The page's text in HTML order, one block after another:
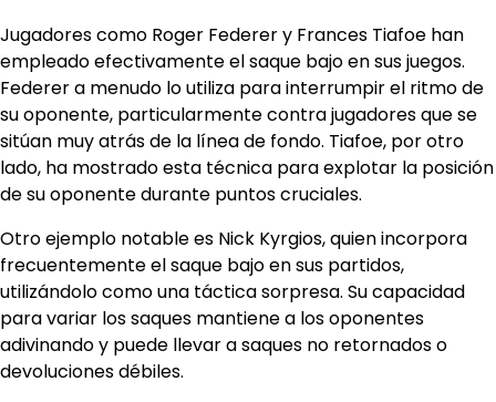
Jugadores como Roger Federer y Frances Tiafoe han
empleado efectivamente el saque bajo en sus juegos.
Federer a menudo lo utiliza para interrumpir el ritmo de
su oponente, particularmente contra jugadores que se
sitúan muy atrás de la línea de fondo. Tiafoe, por otro
lado, ha mostrado esta técnica para explotar la posición
de su oponente durante puntos cruciales.
Otro ejemplo notable es Nick Kyrgios, quien incorpora
frecuentemente el saque bajo en sus partidos,
utilizándolo como una táctica sorpresa. Su capacidad
para variar los saques mantiene a los oponentes
adivinando y puede llevar a saques no retornados o
devoluciones débiles.